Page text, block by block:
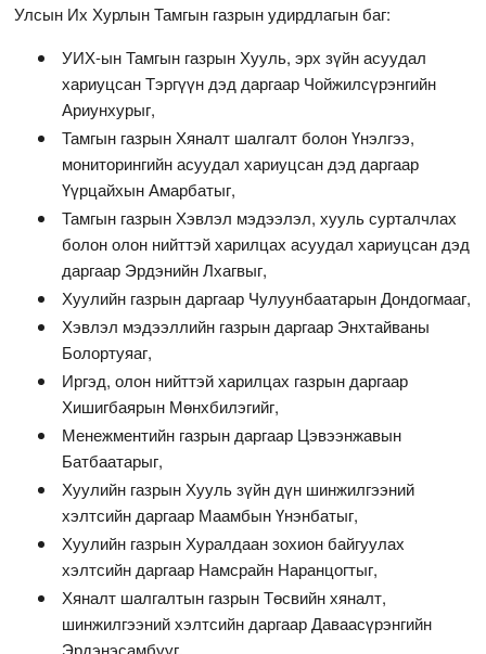
Улсын Их Хурлын Тамгын газрын удирдлагын баг:
УИХ-ын Тамгын газрын Хууль, эрх зүйн асуудал
хариуцсан Тэргүүн дэд даргаар Чойжилсүрэнгийн
Ариунхурыг,
Тамгын газрын Хяналт шалгалт болон Үнэлгээ,
мониторингийн асуудал хариуцсан дэд даргаар
Үүрцайхын Амарбатыг,
Тамгын газрын Хэвлэл мэдээлэл, хууль сурталчлах
болон олон нийттэй харилцах асуудал хариуцсан дэд
даргаар Эрдэнийн Лхагвыг,
Хуулийн газрын даргаар Чулуунбаатарын Дондогмааг,
Хэвлэл мэдээллийн газрын даргаар Энхтайваны
Болортуяаг,
Иргэд, олон нийттэй харилцах газрын даргаар
Хишигбаярын Мөнхбилэгийг,
Менежментийн газрын даргаар Цэвээнжавын
Батбаатарыг,
Хуулийн газрын Хууль зүйн дүн шинжилгээний
хэлтсийн даргаар Маамбын Үнэнбатыг,
Хуулийн газрын Хуралдаан зохион байгуулах
хэлтсийн даргаар Намсрайн Наранцогтыг,
Хяналт шалгалтын газрын Төсвийн хяналт,
шинжилгээний хэлтсийн даргаар Даваасүрэнгийн
Эрдэнэсамбууг,